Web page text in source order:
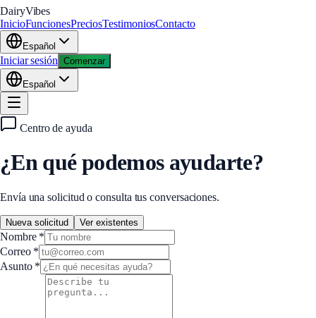
DairyVibes
InicioFuncionesPreciosTestimoniosContacto
Español
Iniciar sesión Comenzar
Español
Centro de ayuda
¿En qué podemos ayudarte?
Envía una solicitud o consulta tus conversaciones.
Nueva solicitud Ver existentes
Nombre*
Correo*
Asunto*